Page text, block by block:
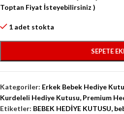
Toptan Fiyat İsteyebilirsiniz )
1 adet stokta
SEPETE
Kategoriler: Erkek Bebek Hediye
Kurdeleli Hediye Kutusu, Premium
Etiketler: BEBEK HEDİYE KUTUSU,